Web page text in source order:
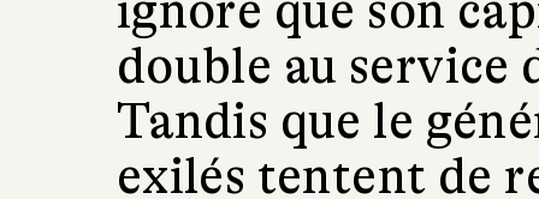
double au service
Tandis que le
exilés tentent de